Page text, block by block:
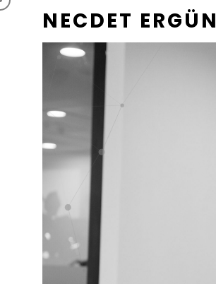
NECDET ERGÜN